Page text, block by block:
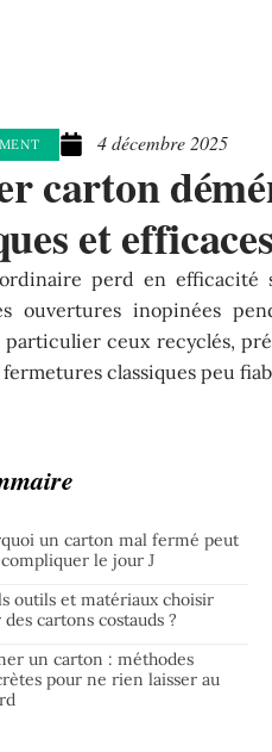
4 décembre 2025
carton
et
perd en efficacité
ouvertures inopinées
particulier ceux recyclés,
classiques peu
un carton mal fermé peut
le jour J
outils et matériaux choisir
cartons costauds ?
un carton : méthodes
pour ne rien laisser au